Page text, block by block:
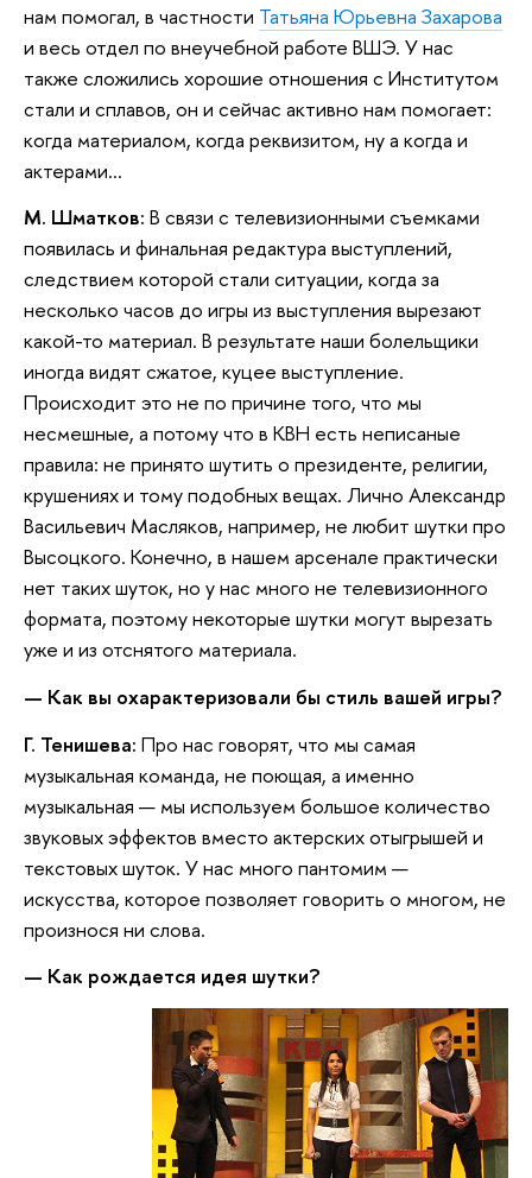
нам помогал, в частности Татьяна Юрьевна Захарова
и весь отдел по внеучебной работе ВШЭ. У нас
также сложились хорошие отношения с Институтом
стали и сплавов, он и сейчас активно нам помогает:
когда материалом, когда реквизитом, ну а когда и
актерами…
М. Шматков: В связи с телевизионными съемками
появилась и финальная редактура выступлений,
следствием которой стали ситуации, когда за
несколько часов до игры из выступления вырезают
какой-то материал. В результате наши болельщики
иногда видят сжатое, куцее выступление.
Происходит это не по причине того, что мы
несмешные, а потому что в КВН есть неписаные
правила: не принято шутить о президенте, религии,
крушениях и тому подобных вещах. Лично Александр
Васильевич Масляков, например, не любит шутки про
Высоцкого. Конечно, в нашем арсенале практически
нет таких шуток, но у нас много не телевизионного
формата, поэтому некоторые шутки могут вырезать
уже и из отснятого материала.
— Как вы охарактеризовали бы стиль вашей игры?
Г. Тенишева: Про нас говорят, что мы самая
музыкальная команда, не поющая, а именно
музыкальная — мы используем большое количество
звуковых эффектов вместо актерских отыгрышей и
текстовых шуток. У нас много пантомим —
искусства, которое позволяет говорить о многом, не
произнося ни слова.
— Как рождается идея шутки?